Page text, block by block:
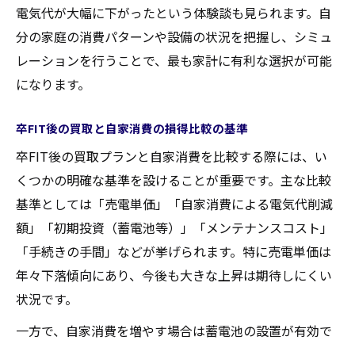
電気代が大幅に下がったという体験談も見られます。自
分の家庭の消費パターンや設備の状況を把握し、シミュ
レーションを行うことで、最も家計に有利な選択が可能
になります。
卒FIT後の買取と自家消費の損得比較の基準
卒FIT後の買取プランと自家消費を比較する際には、い
くつかの明確な基準を設けることが重要です。主な比較
基準としては「売電単価」「自家消費による電気代削減
額」「初期投資（蓄電池等）」「メンテナンスコスト」
「手続きの手間」などが挙げられます。特に売電単価は
年々下落傾向にあり、今後も大きな上昇は期待しにくい
状況です。
一方で、自家消費を増やす場合は蓄電池の設置が有効で